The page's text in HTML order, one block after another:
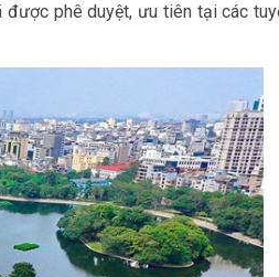
phê duyệt, ưu tiên tại các